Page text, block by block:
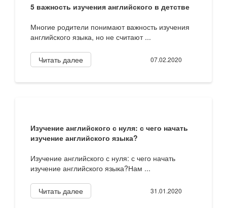
5 важность изучения английского в детстве
Многие родители понимают важность изучения
английского языка, но не считают ...
Читать далее 07.02.2020
Изучение английского с нуля: с чего начать
изучение английского языка?
Изучение английского с нуля: с чего начать
изучение английского языка?Нам ...
Читать далее 31.01.2020